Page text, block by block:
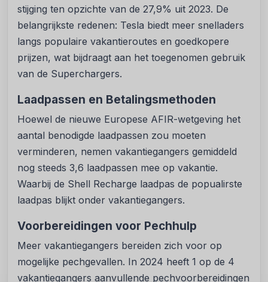
stijging ten opzichte van de 27,9% uit 2023. De
belangrijkste redenen: Tesla biedt meer snelladers
langs populaire vakantieroutes en goedkopere
prijzen, wat bijdraagt aan het toegenomen gebruik
van de Superchargers.
Laadpassen en Betalingsmethoden
Hoewel de nieuwe Europese AFIR-wetgeving het
aantal benodigde laadpassen zou moeten
verminderen, nemen vakantiegangers gemiddeld
nog steeds 3,6 laadpassen mee op vakantie.
Waarbij de Shell Recharge laadpas de popualirste
laadpas blijkt onder vakantiegangers.
Voorbereidingen voor Pechhulp
Meer vakantiegangers bereiden zich voor op
mogelijke pechgevallen. In 2024 heeft 1 op de 4
vakantiegangers aanvullende pechvoorbereidingen